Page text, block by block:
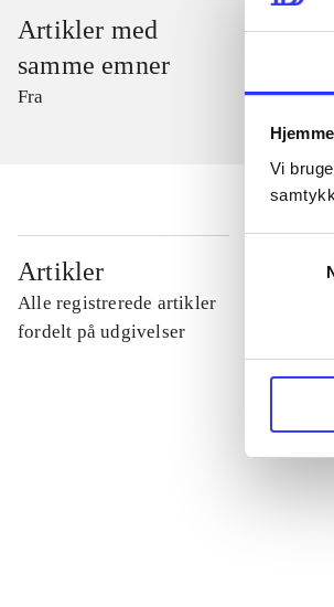
Vi
Artikler med
samme emner
Fra
Artikler
Alle registrerede artikler
fordelt på udgivelser